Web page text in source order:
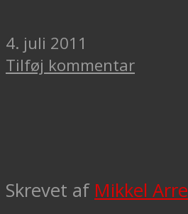
4. juli 2011
Tilføj kommentar
Skrevet af Mikkel Arre